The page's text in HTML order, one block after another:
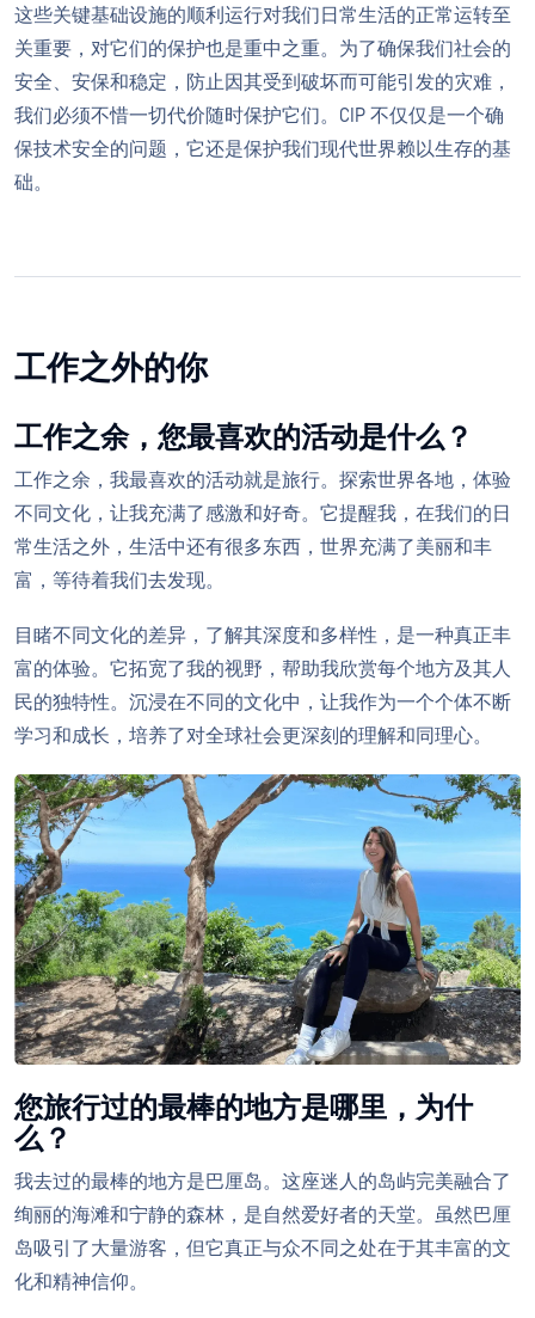
这些关键基础设施的顺利运行对我们日常生活的正常运转至
关重要，对它们的保护也是重中之重。为了确保我们社会的
安全、安保和稳定，防止因其受到破坏而可能引发的灾难，
我们必须不惜一切代价随时保护它们。CIP 不仅仅是一个确
保技术安全的问题，它还是保护我们现代世界赖以生存的基
础。
工作之外的你
工作之余，您最喜欢的活动是什么？
工作之余，我最喜欢的活动就是旅行。探索世界各地，体验
不同文化，让我充满了感激和好奇。它提醒我，在我们的日
常生活之外，生活中还有很多东西，世界充满了美丽和丰
富，等待着我们去发现。
目睹不同文化的差异，了解其深度和多样性，是一种真正丰
富的体验。它拓宽了我的视野，帮助我欣赏每个地方及其人
民的独特性。沉浸在不同的文化中，让我作为一个个体不断
学习和成长，培养了对全球社会更深刻的理解和同理心。
您旅行过的最棒的地方是哪里，为什
么？
我去过的最棒的地方是巴厘岛。这座迷人的岛屿完美融合了
绚丽的海滩和宁静的森林，是自然爱好者的天堂。虽然巴厘
岛吸引了大量游客，但它真正与众不同之处在于其丰富的文
化和精神信仰。